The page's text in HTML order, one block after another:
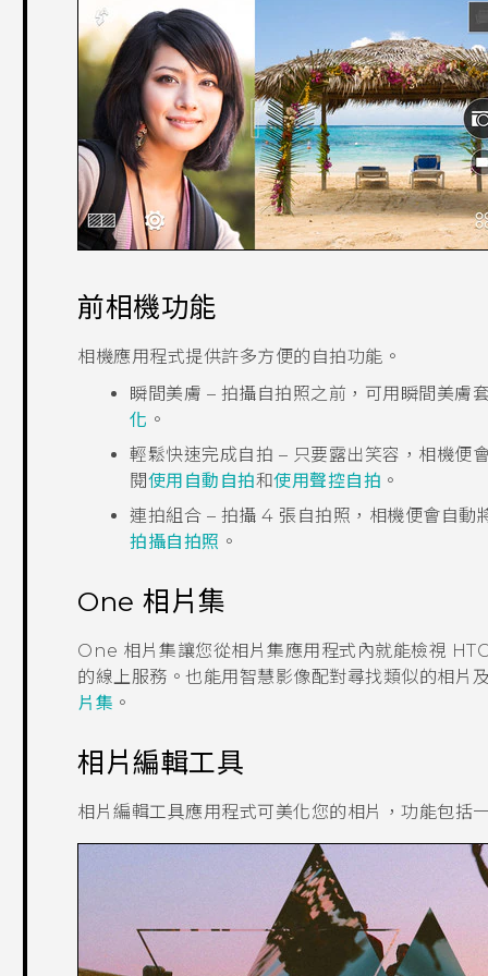
前相機功能
相機應用程式提供許多方便的自拍功能。
瞬間美膚 – 拍攝自拍照之前，可用 瞬間美膚
化 。
輕鬆快速完成自拍 – 只要露出笑容，相機便
閱使用自動自拍和使用聲控自拍 。
連拍組合 – 拍攝 4 張自拍照，相機便會自動
拍攝自拍照 。
One 相片集
One 相片集讓您從相片集應用程式內就能檢視
的線上服務。也能用 智慧影像配對尋找類似的相片
片集 。
相片編輯工具
相片編輯工具應用程式可美化您的相片，功能包括